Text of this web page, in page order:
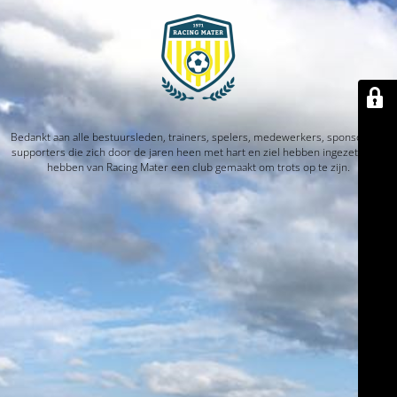
Bedankt aan alle bestuursleden, trainers, spelers, medewerkers, sponsors en
supporters die zich door de jaren heen met hart en ziel hebben ingezet. Jullie
hebben van Racing Mater een club gemaakt om trots op te zijn.